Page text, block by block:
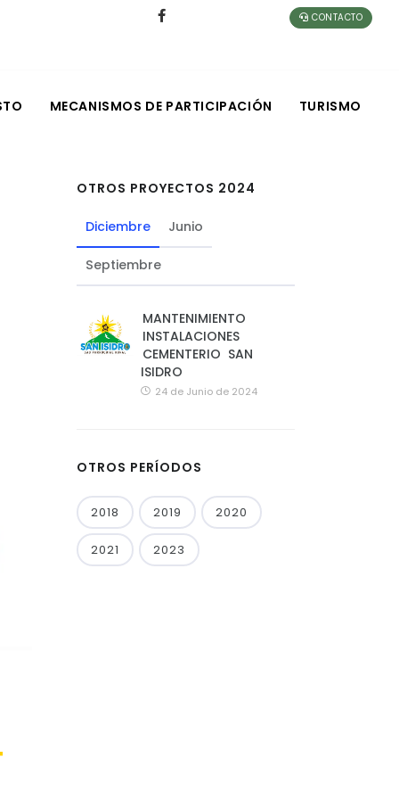
CONTACTO
MECANISMOS DE PARTICIPACIÓN TURISMO
OTROS PROYECTOS 2024
Diciembre Junio
Septiembre
MANTENIMIENTO
INSTALACIONES
CEMENTERIO SAN
ISIDRO
24 de Junio de 2024
OTROS PERÍODOS
2018 2019 2020
2021 2023